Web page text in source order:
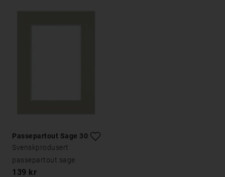
Passepartout Sage 30x40
Svenskprodusert
passepartout sage
139 kr